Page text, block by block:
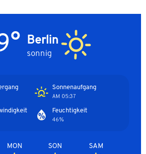
Berlin
sonnig
Sonnenaufgang
05:37 AM
Feuchtigkeit
46%
SAM
SON
MON